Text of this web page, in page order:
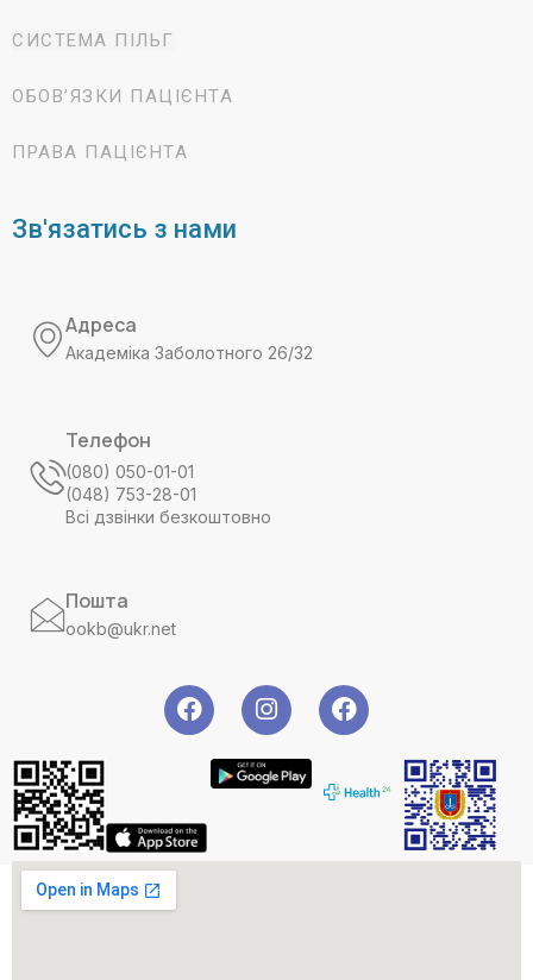
СИСТЕМА ПІЛЬГ
ОБОВ’ЯЗКИ ПАЦІЄНТА
ПРАВА ПАЦІЄНТА
Зв'язатись з нами
Адреса
Академіка Заболотного 26/32
Телефон
(080) 050-01-01
(048) 753-28-01
Всі дзвінки безкоштовно
Пошта
ookb@ukr.net